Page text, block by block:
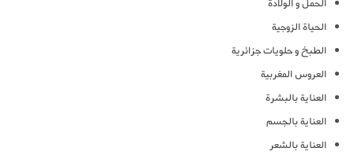
الحمل و الولادة
الحياة الزوجية
الطبخ و حلويات جزائرية
العروس المغربية
العناية بالبشرة
العناية بالجسم
العناية بالشعر